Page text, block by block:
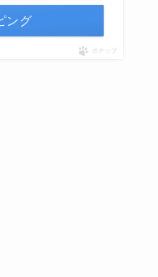
ング
ポチップ